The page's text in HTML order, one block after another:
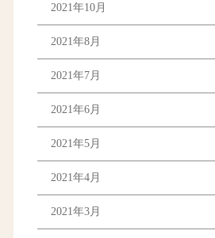
2021年10月
2021年8月
2021年7月
2021年6月
2021年5月
2021年4月
2021年3月